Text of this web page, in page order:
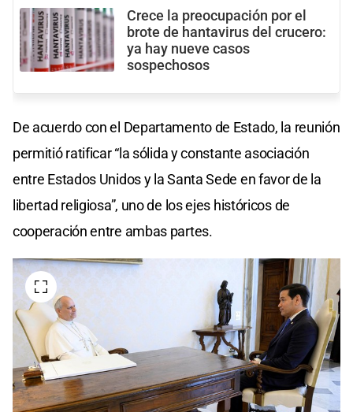
Crece la preocupación por el
brote de hantavirus del crucero:
ya hay nueve casos
sospechosos
De acuerdo con el Departamento de Estado, la reunión
permitió ratificar “la sólida y constante asociación
entre Estados Unidos y la Santa Sede en favor de la
libertad religiosa”, uno de los ejes históricos de
cooperación entre ambas partes.